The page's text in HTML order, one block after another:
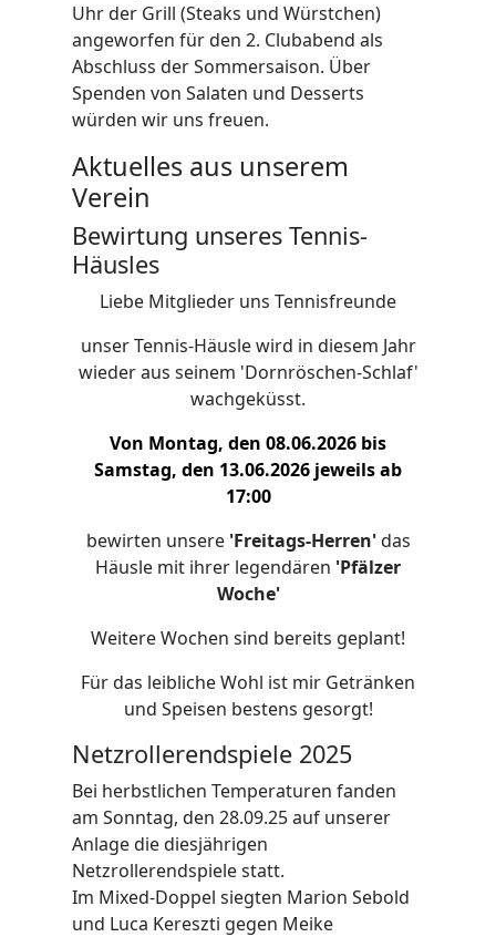
Uhr der Grill (Steaks und Würstchen)
angeworfen für den 2. Clubabend als
Abschluss der Sommersaison. Über
Spenden von Salaten und Desserts
würden wir uns freuen.
Aktuelles aus unserem
Verein
Bewirtung unseres Tennis-
Häusles
Liebe Mitglieder uns Tennisfreunde
unser Tennis-Häusle wird in diesem Jahr
wieder aus seinem 'Dornröschen-Schlaf'
wachgeküsst.
Von Montag, den 08.06.2026 bis
Samstag, den 13.06.2026 jeweils ab
17:00
bewirten unsere 'Freitags-Herren'das
Häusle mit ihrer legendären 'Pfälzer
Woche'
Weitere Wochen sind bereits geplant!
Für das leibliche Wohl ist mir Getränken
und Speisen bestens gesorgt!
Netzrollerendspiele 2025
Bei herbstlichen Temperaturen fanden
am Sonntag, den 28.09.25 auf unserer
Anlage die diesjährigen
Netzrollerendspiele statt.
Im Mixed-Doppel siegten Marion Sebold
und Luca Kereszti gegen Meike